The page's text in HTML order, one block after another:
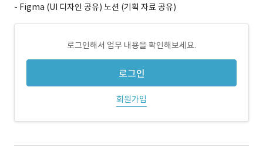
- Figma (UI 디자인 공유) 노션 (기획 자료 공유)
로그인해서 업무 내용을 확인해보세요.
로그인
회원가입